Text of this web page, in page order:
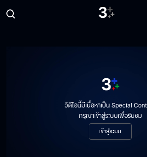
วิดีโอนี้มีเนื้อหาเป็น Special
กรุณาเข้าสู่ระบบเพื่อรับชม
เข้าสู่ระบบ